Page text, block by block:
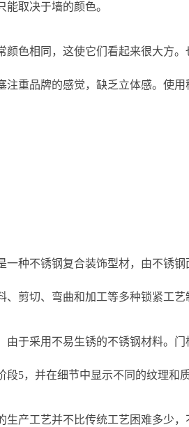
能取决于墙的颜色。
颜色相同，这使它们看起来很大方
注重品牌的感觉，缺乏立体感。使
一种不锈钢复合装饰型材，由不锈
、剪切、弯曲和加工等多种锁紧工
由于采用不易生锈的不锈钢材料。
段5，并在细节中显示不同的纹理和质
生产工艺并不比传统工艺困难多少